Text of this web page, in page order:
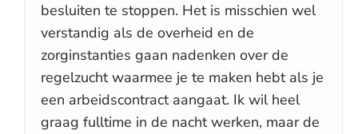
besluiten te stoppen. Het is misschien wel
verstandig als de overheid en de
zorginstanties gaan nadenken over de
regelzucht waarmee je te maken hebt als je
een arbeidscontract aangaat. Ik wil heel
graag fulltime in de nacht werken, maar de